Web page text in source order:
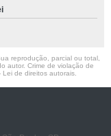
reprodução, parcial ou total,
autor. Crime de violação de
Lei de direitos autorais